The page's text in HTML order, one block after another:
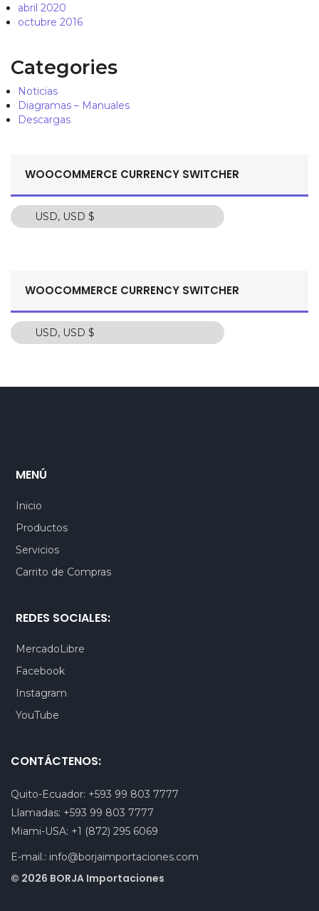
abril 2020
octubre 2016
Categories
Noticias
Diagramas – Manuales
Descargas
WOOCOMMERCE CURRENCY SWITCHER
USD, USD $
USD, USD $
MXN, $
BRL, R$
WOOCOMMERCE CURRENCY SWITCHER
USD, USD $
USD, USD $
PEN, S/.
EUR, €
BRL, R$
DOP, $
MENÚ
Inicio
Productos
Servicios
Carrito de Compras
REDES SOCIALES:
MercadoLibre
Facebook
Instagram
YouTube
CONTÁCTENOS:
Quito-Ecuador: +593 99 803 7777
Llamadas: +593 99 803 7777
Miami-USA: +1 (872) 295 6069
E-mail.: info@borjaimportaciones.com
© 2026 BORJA Importaciones